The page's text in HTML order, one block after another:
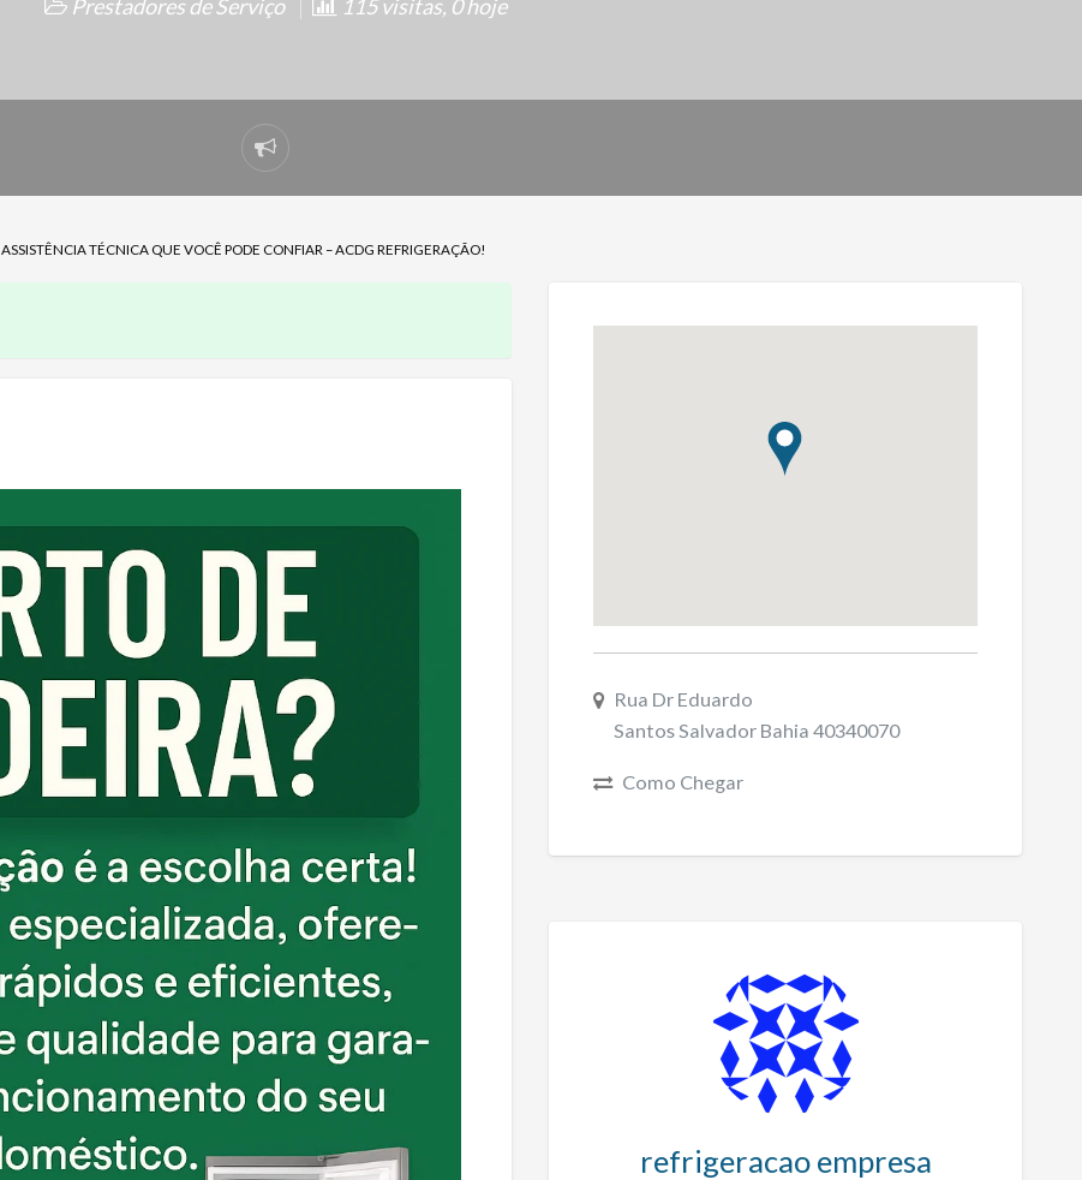
Prestadores de Serviço 115 visitas, 0 hoje
Denunciar
problema
ASSISTÊNCIA TÉCNICA QUE VOCÊ PODE CONFIAR – ACDG REFRIGERAÇÃO!
Rua Dr Eduardo
Santos Salvador Bahia 40340070
Como Chegar
refrigeracao empresa